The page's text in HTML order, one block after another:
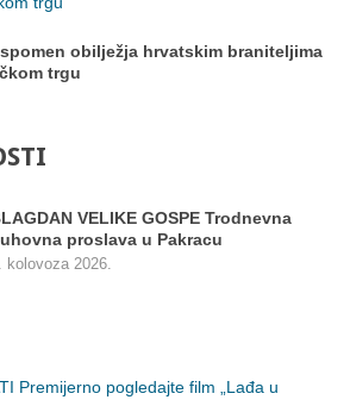
obilježja hrvatskim braniteljima
trgu
VELIKE GOSPE Trodnevna
proslava u Pakracu
kolovoza 2026.